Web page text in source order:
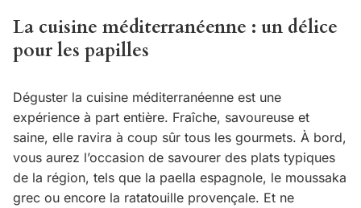
La cuisine méditerranéenne : un délice
pour les papilles
Déguster la cuisine méditerranéenne est une
expérience à part entière. Fraîche, savoureuse et
saine, elle ravira à coup sûr tous les gourmets. À bord,
vous aurez l’occasion de savourer des plats typiques
de la région, tels que la paella espagnole, le moussaka
grec ou encore la ratatouille provençale. Et ne